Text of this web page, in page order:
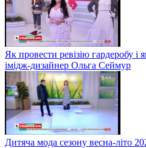
Як провести ревізію гардеробу і
імідж-дизайнер Ольга Сеймур
Дитяча мода сезону весна-літо